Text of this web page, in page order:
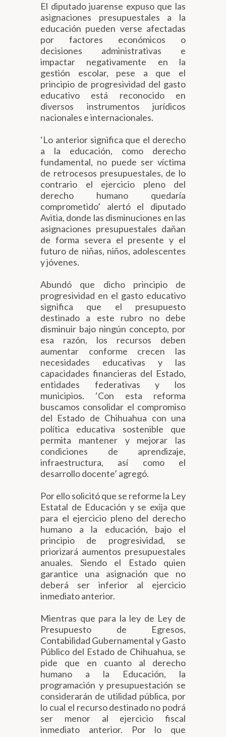
El diputado juarense expuso que las
asignaciones presupuestales a la
educación pueden verse afectadas
por factores económicos o
decisiones administrativas e
impactar negativamente en la
gestión escolar, pese a que el
principio de progresividad del gasto
educativo está reconocido en
diversos instrumentos jurídicos
nacionales e internacionales.
‘Lo anterior significa que el derecho
a la educación, como derecho
fundamental, no puede ser víctima
de retrocesos presupuestales, de lo
contrario el ejercicio pleno del
derecho humano quedaría
comprometido’ alertó el diputado
Avitia, donde las disminuciones en las
asignaciones presupuestales dañan
de forma severa el presente y el
futuro de niñas, niños, adolescentes
y jóvenes.
Abundó que dicho principio de
progresividad en el gasto educativo
significa que el presupuesto
destinado a este rubro no debe
disminuir bajo ningún concepto, por
esa razón, los recursos deben
aumentar conforme crecen las
necesidades educativas y las
capacidades financieras del Estado,
entidades federativas y los
municipios. ‘Con esta reforma
buscamos consolidar el compromiso
del Estado de Chihuahua con una
política educativa sostenible que
permita mantener y mejorar las
condiciones de aprendizaje,
infraestructura, así como el
desarrollo docente’ agregó.
Por ello solicitó que se reforme la Ley
Estatal de Educación y se exija que
para el ejercicio pleno del derecho
humano a la educación, bajo el
principio de progresividad, se
priorizará aumentos presupuestales
anuales. Siendo el Estado quien
garantice una asignación que no
deberá ser inferior al ejercicio
inmediato anterior.
Mientras que para la ley de Ley de
Presupuesto de Egresos,
Contabilidad Gubernamental y Gasto
Público del Estado de Chihuahua, se
pide que en cuanto al derecho
humano a la Educación, la
programación y presupuestación se
considerarán de utilidad pública, por
lo cual el recurso destinado no podrá
ser menor al ejercicio fiscal
inmediato anterior. Por lo que